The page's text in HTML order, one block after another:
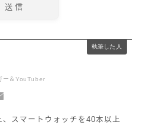
執筆した人
ー＆YouTuber
スマートウォッチを40本以上